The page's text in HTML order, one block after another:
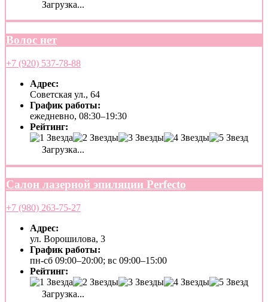
Загрузка...
Волос нет
+7 (920) 537-78-88
Адрес:
Советская ул., 64
График работы:
ежедневно, 08:30–19:30
Рейтинг:
Загрузка...
Салон лазерной эпиляции Perfecto
+7 (980) 263-75-27
Адрес:
ул. Ворошилова, 3
График работы:
пн-сб 09:00–20:00; вс 09:00–15:00
Рейтинг:
Загрузка...